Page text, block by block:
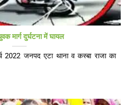
मार्ग दुर्घटना में घायल
2022 जनपद एटा थाना व कस्बा राजा का